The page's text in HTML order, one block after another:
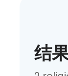
结